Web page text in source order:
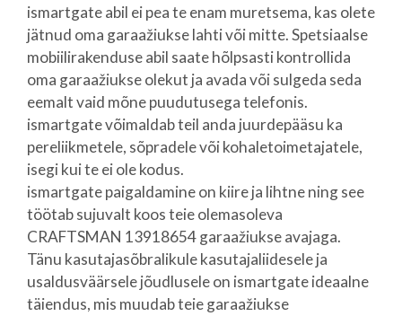
ismartgate abil ei pea te enam muretsema, kas olete
jätnud oma garaažiukse lahti või mitte. Spetsiaalse
mobiilirakenduse abil saate hõlpsasti kontrollida
oma garaažiukse olekut ja avada või sulgeda seda
eemalt vaid mõne puudutusega telefonis.
ismartgate võimaldab teil anda juurdepääsu ka
pereliikmetele, sõpradele või kohaletoimetajatele,
isegi kui te ei ole kodus.
ismartgate paigaldamine on kiire ja lihtne ning see
töötab sujuvalt koos teie olemasoleva
CRAFTSMAN 13918654 garaažiukse avajaga.
Tänu kasutajasõbralikule kasutajaliidesele ja
usaldusväärsele jõudlusele on ismartgate ideaalne
täiendus, mis muudab teie garaažiukse